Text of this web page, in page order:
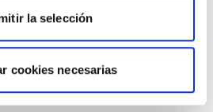
la selección
cookies necesarias